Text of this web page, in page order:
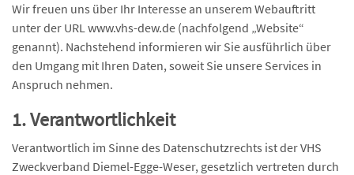
Wir freuen uns über Ihr Interesse an unserem Webauftritt
unter der URL www.vhs-dew.de (nachfolgend „Website“
genannt). Nachstehend informieren wir Sie ausführlich über
den Umgang mit Ihren Daten, soweit Sie unsere Services in
Anspruch nehmen.
1. Verantwortlichkeit
Verantwortlich im Sinne des Datenschutzrechts ist der VHS
Zweckverband Diemel-Egge-Weser, gesetzlich vertreten durch